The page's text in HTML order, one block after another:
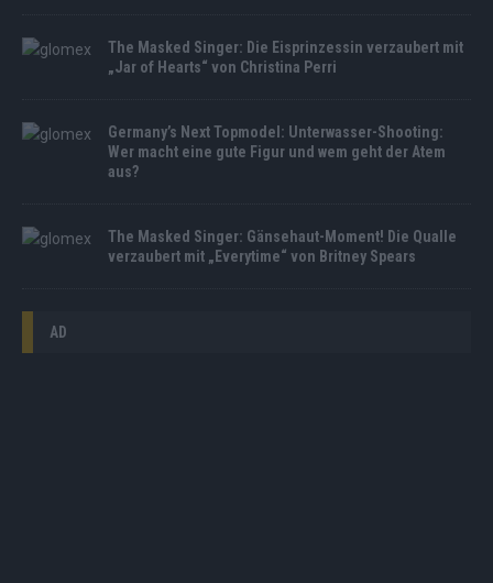
The Masked Singer: Die Eisprinzessin verzaubert mit
„Jar of Hearts“ von Christina Perri
Germany’s Next Topmodel: Unterwasser-Shooting:
Wer macht eine gute Figur und wem geht der Atem
aus?
The Masked Singer: Gänsehaut-Moment! Die Qualle
verzaubert mit „Everytime“ von Britney Spears
AD